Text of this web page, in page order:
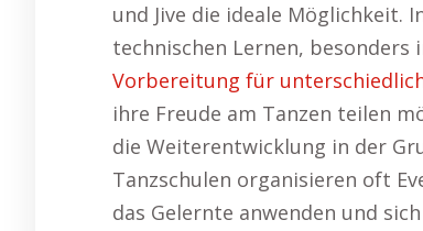
und Jive die ideale Möglichkeit.
technischen Lernen, besonders
Vorbereitung für
ihre Freude am Tanzen teilen
die Weiterentwicklung in der
Tanzschulen organisieren oft
das Gelernte anwenden und